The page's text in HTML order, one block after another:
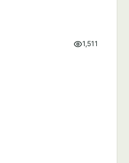
1,511